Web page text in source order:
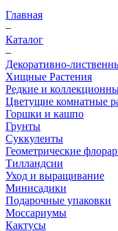
Главная
–
Каталог
–
Декоративно-
Хищные Растения
Редкие и
Цветущие комнатные
Горшки и кашпо
Грунты
Суккуленты
Геометрические
Тилландсии
Уход и выращивание
Минисадики
Подарочные упаковки
Моссариумы
Кактусы